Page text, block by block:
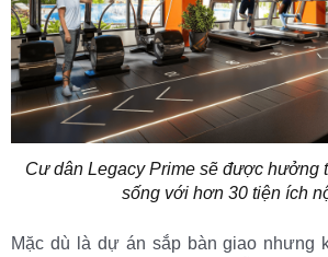
Cư dân Legacy Prime sẽ được hưởng
sống với hơn 30 tiện ích
Mặc dù là dự án sắp bàn giao nhưng